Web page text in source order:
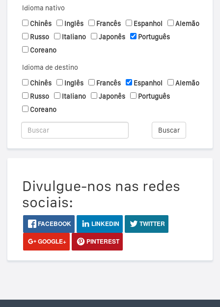
Idioma nativo
Chinês
Inglês Francês Espanhol
Alemão
Russo
Italiano Japonês
Português
Coreano
Idioma de destino
Chinês
Inglês Francês Espanhol
Alemão
Russo
Italiano Japonês
Português
Coreano
Buscar
Divulgue-nos nas redes
sociais:
FACEBOOK LINKEDIN
TWITTER
GOOGLE+
PINTEREST